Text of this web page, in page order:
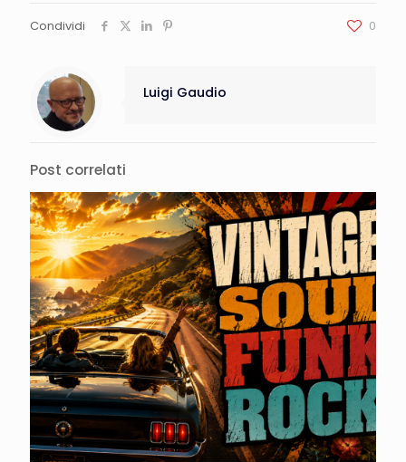
Condividi 0
Luigi Gaudio
Post correlati